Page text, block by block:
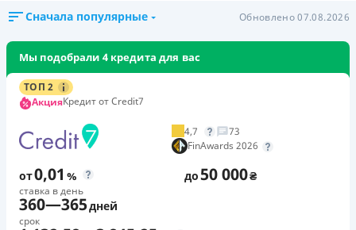
Сначала популярные Обновлено 07.08.2026
Мы подобрали 4 кредита для вас
ТОП 2
АкцияКредит от Credit7
4,7
73
FinAwards 2026
от0,01 %
ставка в день
до50 000₴
360—365дней
срок